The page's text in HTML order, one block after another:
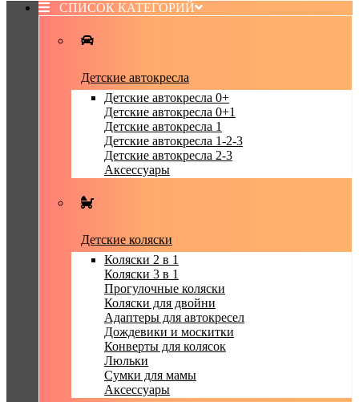
СПИСОК КАТЕГОРИЙ
Детские автокресла
Детские автокресла 0+
Детские автокресла 0+1
Детские автокресла 1
Детские автокресла 1-2-3
Детские автокресла 2-3
Аксессуары
Детские коляски
Коляски 2 в 1
Коляски 3 в 1
Прогулочные коляски
Коляски для двойни
Адаптеры для автокресел
Дождевики и москитки
Конверты для колясок
Люльки
Сумки для мамы
Аксессуары